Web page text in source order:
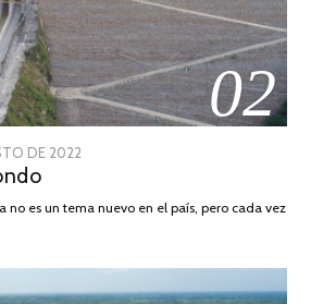
02
DE 2022
DE
no es un tema nuevo en el país, pero cada vez